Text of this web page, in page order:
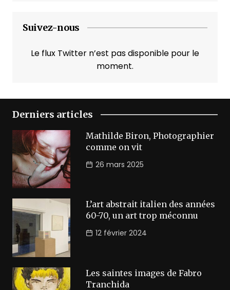
Suivez-nous
Le flux Twitter n’est pas disponible pour le
moment.
Derniers articles
Mathilde Biron, Photographier
comme on vit
26 mars 2025
L’art abstrait italien des années
60-70, un art trop méconnu
12 février 2024
Les saintes images de Fabro
Tranchida